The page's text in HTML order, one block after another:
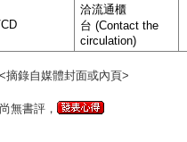
洽流通櫃
台 (Contact the
circulation)
<摘錄自媒體封面或內頁>
尚無書評，